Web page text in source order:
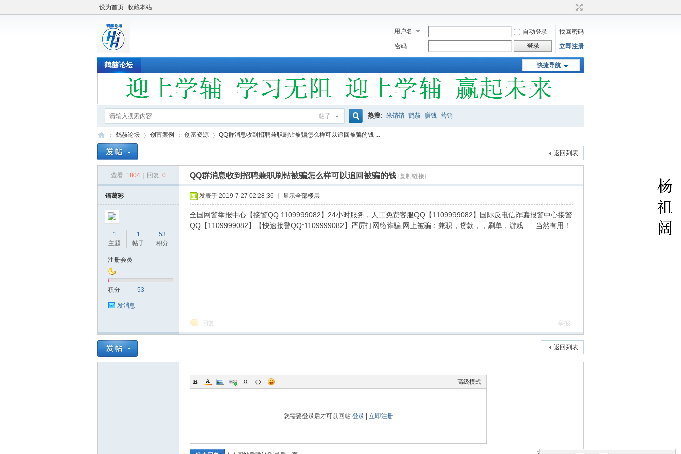
设为首页 收藏本站
用户名 自动登录
找回密码
密码
登录 立即注册
快捷导航
鹤赫论坛
帖子
搜
索
热搜: 米销销 鹤赫 赚钱 营销
鹤赫论坛
›
创富案例 创富资源
›
QQ群消息收到招聘兼职刷钻被骗怎么样可以追回被骗的钱 ...
返回列表
查看: 1804 回复: 0 QQ群消息收到招聘兼职刷钻被骗怎么样可以追回被骗的钱 [复制链接]
镐葛彩
1
主题
1
帖子
53
积分
注册会员
积分 53
发消息
发表于 2019-7-27 02:28:36 显示全部楼层
全国网警举报中心【接警QQ:1109999082】24小时服务，人工免费客服QQ【1109999082】国际反电信诈骗报警中心接警
QQ【1109999082】【快速接警QQ:1109999082】严厉打网络诈骗,网上被骗：兼职，贷款，，刷单，游戏......当然有用！
回复 举报
返回列表
高级模式
您需要登录后才可以回帖 登录| 立即注册